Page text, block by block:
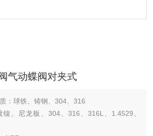
气动蝶阀对夹式
：球铁、铸钢、304、316
、尼龙板、304、316、316L、1.4529、